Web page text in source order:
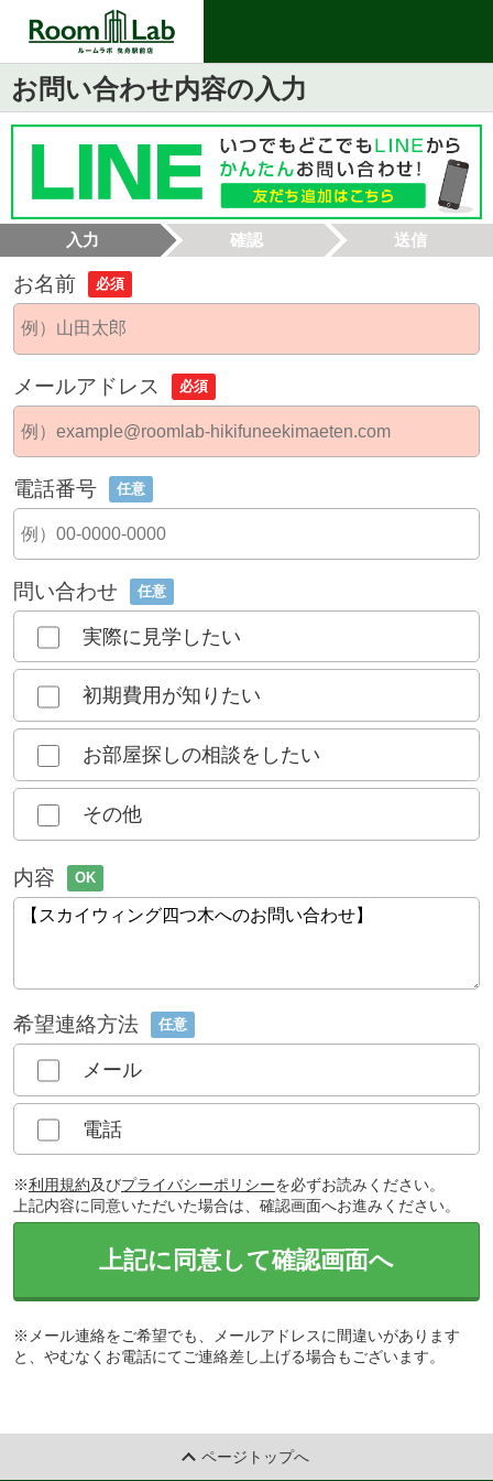
お問い合わせ内容の入力
入力 確認 送信
お名前 必須
メールアドレス 必須
電話番号 任意
問い合わせ 任意
実際に見学したい
初期費用が知りたい
お部屋探しの相談をしたい
その他
内容 OK
希望連絡方法 任意
メール
電話
※利用規約及びプライバシーポリシーを必ずお読みください。
上記内容に同意いただいた場合は、確認画面へお進みください。
上記に同意して確認画面へ
※メール連絡をご希望でも、メールアドレスに間違いがあります
と、やむなくお電話にてご連絡差し上げる場合もございます。
ページトップへ